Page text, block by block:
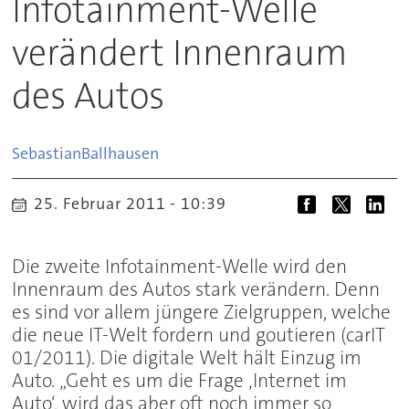
Infotainment-Welle
verändert Innenraum
des Autos
SebastianBallhausen
25. Februar 2011 - 10:39
Die zweite Infotainment-Welle wird den
Innenraum des Autos stark verändern. Denn
es sind vor allem jüngere Zielgruppen, welche
die neue IT-Welt fordern und goutieren (carIT
01/2011). Die digitale Welt hält Einzug im
Auto. „Geht es um die Frage ‚Internet im
Auto‘, wird das aber oft noch immer so